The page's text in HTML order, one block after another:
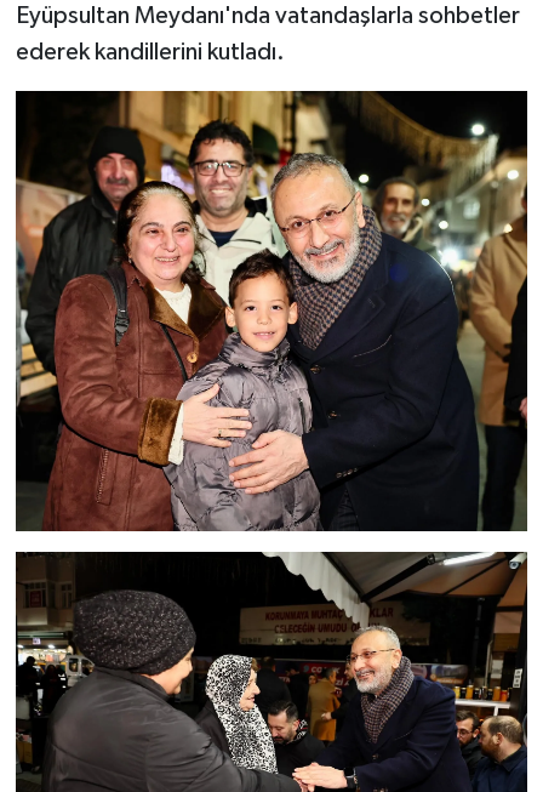
Eyüpsultan Meydanı'nda vatandaşlarla sohbetler
ederek kandillerini kutladı.